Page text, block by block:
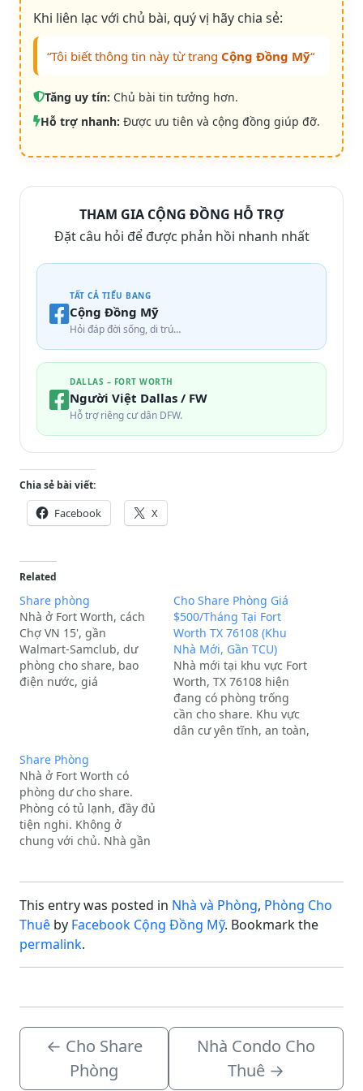
Khi liên lạc với chủ bài, quý vị hãy chia sẻ:
“Tôi biết thông tin này từ trang Cộng Đồng Mỹ“
Tăng uy tín: Chủ bài tin tưởng hơn.
Hỗ trợ nhanh: Được ưu tiên và cộng đồng giúp đỡ.
THAM GIA CỘNG ĐỒNG HỖ TRỢ
Đặt câu hỏi để được phản hồi nhanh nhất
TẤT CẢ TIỂU BANG
Cộng Đồng Mỹ
Hỏi đáp đời sống, di trú…
DALLAS – FORT WORTH
Người Việt Dallas / FW
Hỗ trợ riêng cư dân DFW.
Chia sẻ bài viết:
Facebook X
Related
Share phòng
Nhà ở Fort Worth, cách
Chợ VN 15', gần
Walmart-Samclub, dư
phòng cho share, bao
điện nước, giá
Cho Share Phòng Giá
$500/Tháng Tại Fort
Worth TX 76108 (Khu
Nhà Mới, Gần TCU)
Nhà mới tại khu vực Fort
Worth, TX 76108 hiện
đang có phòng trống
cần cho share. Khu vực
dân cư yên tĩnh, an toàn,
Share Phòng
Nhà ở Fort Worth có
phòng dư cho share.
Phòng có tủ lạnh, đầy đủ
tiện nghi. Không ở
chung với chủ. Nhà gần
Description:Cho thuê,
Room only.
This entry was posted in Nhà và Phòng, Phòng Cho
Thuê by Facebook Cộng Đồng Mỹ. Bookmark the
permalink.
← Cho Share
Phòng
Nhà Condo Cho
Thuê →